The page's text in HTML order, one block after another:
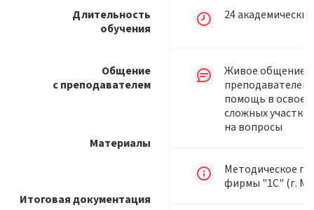
Длительность
обучения
Общение
с преподавателем
Материалы
Итоговая документация
24
Живое общение с
преподавателем
помощь в
сложных
на вопросы
Методическое
фирмы "1С" (г.